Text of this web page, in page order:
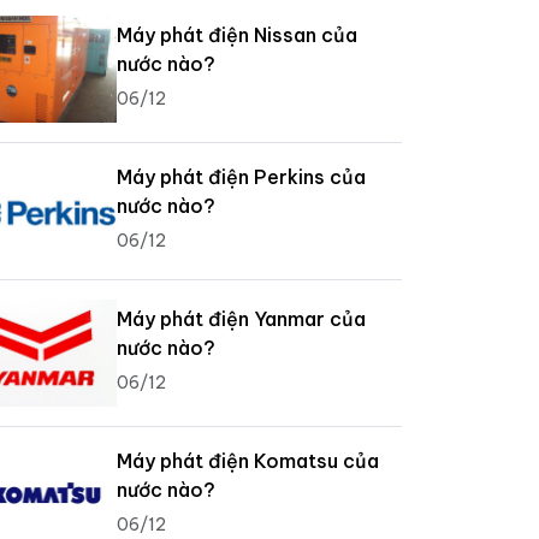
Máy phát điện Nissan của
nước nào?
06/12
Máy phát điện Perkins của
nước nào?
06/12
Máy phát điện Yanmar của
nước nào?
06/12
Máy phát điện Komatsu của
nước nào?
06/12